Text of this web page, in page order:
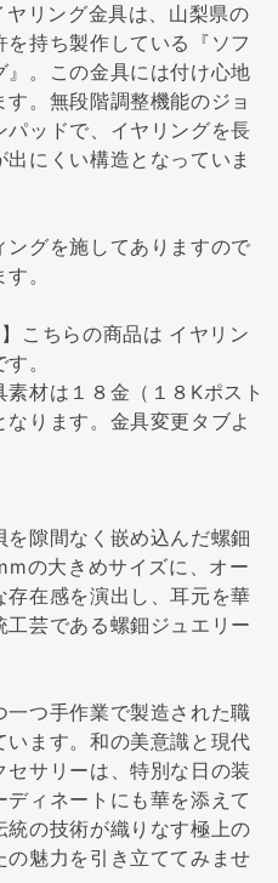
リング金具は、山梨県の
を持ち製作している『ソフ
』。この金具には付け心地
。無段階調整機能のジョ
ッドで、イヤリングを長
にくい構造となっていま
グを施してありますので
。
こちらの商品は イヤリン
。
材は１８金（１８Kポスト
ります。金具変更タブよ
隙間なく嵌め込んだ螺鈿
の大きめサイズに、オー
存在感を演出し、耳元を華
芸である螺鈿ジュエリー
一つ手作業で製造された職
います。和の美意識と現代
サリーは、特別な日の装
ィネートにも華を添えて
統の技術が織りなす極上の
魅力を引き立ててみませ